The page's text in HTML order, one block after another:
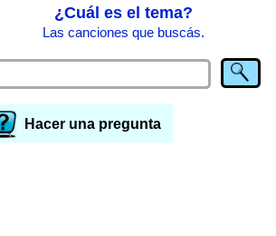
¿Cuál es el tema?
Las canciones que buscás.
Hacer una pregunta